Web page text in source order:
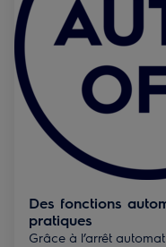
Des fonctions
pratiques
Grâce à l’arrêt